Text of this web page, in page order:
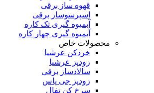
قهوه ساز برقی
اسپرسوساز برقی
آبمیوه گیری تک کاره
آبمیوه گیری چهار کاره
محصولات خاص
خردکن عرشیا
زودپز عرشیا
سالادساز برقی
زودپز جی پاس
سرخ کن تفال